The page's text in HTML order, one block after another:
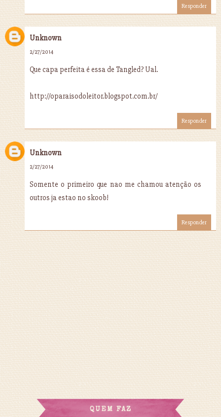
Responder
Unknown
2/27/2014
Que capa perfeita é essa de Tangled? Ual.
http://oparaisodoleitor.blogspot.com.br/
Responder
Unknown
2/27/2014
Somente o primeiro que nao me chamou atenção os
outros ja estao no skoob!
Responder
QUEM FAZ